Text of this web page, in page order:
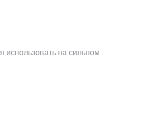
на сильном